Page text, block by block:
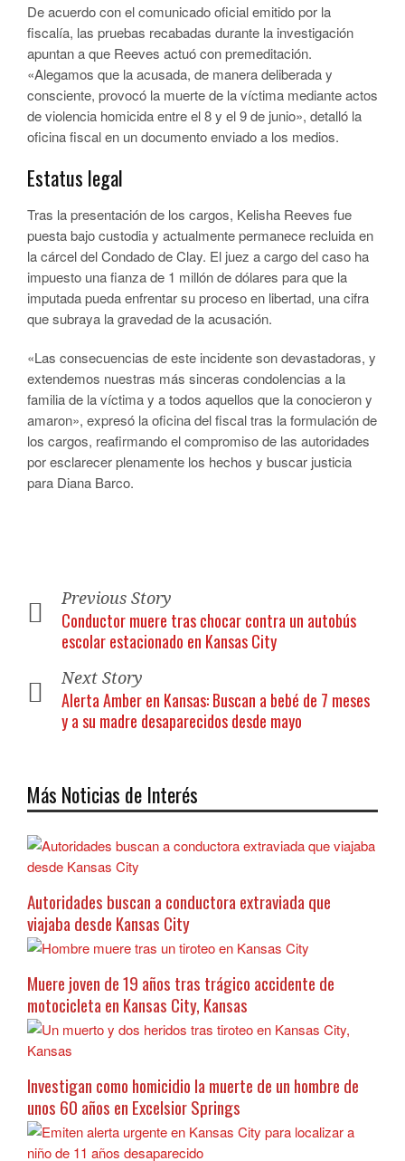
De acuerdo con el comunicado oficial emitido por la
fiscalía, las pruebas recabadas durante la investigación
apuntan a que Reeves actuó con premeditación.
«Alegamos que la acusada, de manera deliberada y
consciente, provocó la muerte de la víctima mediante actos
de violencia homicida entre el 8 y el 9 de junio», detalló la
oficina fiscal en un documento enviado a los medios.
Estatus legal
Tras la presentación de los cargos, Kelisha Reeves fue
puesta bajo custodia y actualmente permanece recluida en
la cárcel del Condado de Clay. El juez a cargo del caso ha
impuesto una fianza de 1 millón de dólares para que la
imputada pueda enfrentar su proceso en libertad, una cifra
que subraya la gravedad de la acusación.
«Las consecuencias de este incidente son devastadoras, y
extendemos nuestras más sinceras condolencias a la
familia de la víctima y a todos aquellos que la conocieron y
amaron», expresó la oficina del fiscal tras la formulación de
los cargos, reafirmando el compromiso de las autoridades
por esclarecer plenamente los hechos y buscar justicia
para Diana Barco.
Previous Story
Conductor muere tras chocar contra un autobús
escolar estacionado en Kansas City
Next Story
Alerta Amber en Kansas: Buscan a bebé de 7 meses
y a su madre desaparecidos desde mayo
Más Noticias de Interés
Autoridades buscan a conductora extraviada que
viajaba desde Kansas City
Muere joven de 19 años tras trágico accidente de
motocicleta en Kansas City, Kansas
Investigan como homicidio la muerte de un hombre de
unos 60 años en Excelsior Springs